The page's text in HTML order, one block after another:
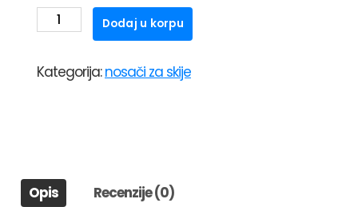
KROVNI
NOSAČ
KARAVAN
SILVER
količina
Dodaj u korpu
Kategorija:nosači za skije
Opis Recenzije (0)